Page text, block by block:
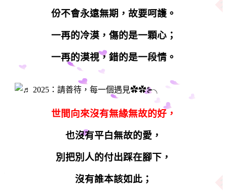
份不會永遠無期，故要呵護。
一再的冷漠，傷的是一顆心；
一再的漠視，錯的是一段情。
世間向來沒有無緣無故的好，
也沒有平白無故的愛，
別把別人的付出踩在腳下，
沒有誰本該如此；